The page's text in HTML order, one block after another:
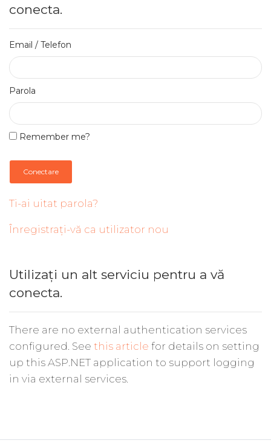
conecta.
Email / Telefon
Parola
Remember me?
Conectare
Ti-ai uitat parola?
Înregistrați-vă ca utilizator nou
Utilizați un alt serviciu pentru a vă
conecta.
There are no external authentication services
configured. See this article for details on setting
up this ASP.NET application to support logging
in via external services.